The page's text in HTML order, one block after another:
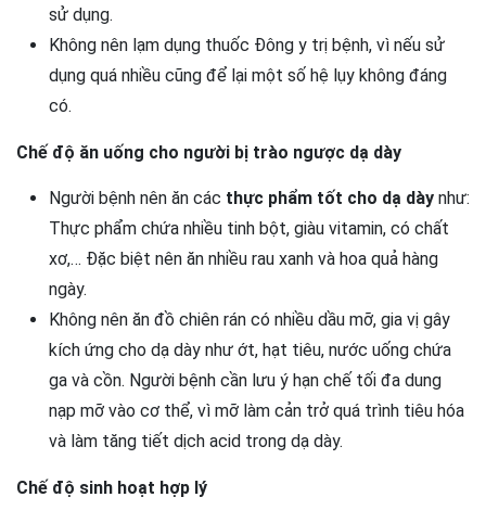
sử dụng.
Không nên lạm dụng thuốc Đông y trị bệnh, vì nếu sử
dụng quá nhiều cũng để lại một số hệ lụy không đáng
có.
Chế độ ăn uống cho người bị trào ngược dạ dày
Người bệnh nên ăn các thực phẩm tốt cho dạ dày như:
Thực phẩm chứa nhiều tinh bột, giàu vitamin, có chất
xơ,… Đặc biệt nên ăn nhiều rau xanh và hoa quả hàng
ngày.
Không nên ăn đồ chiên rán có nhiều dầu mỡ, gia vị gây
kích ứng cho dạ dày như ớt, hạt tiêu, nước uống chứa
ga và cồn. Người bệnh cần lưu ý hạn chế tối đa dung
nạp mỡ vào cơ thể, vì mỡ làm cản trở quá trình tiêu hóa
và làm tăng tiết dịch acid trong dạ dày.
Chế độ sinh hoạt hợp lý